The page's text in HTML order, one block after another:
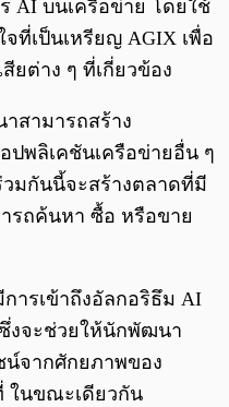
AI บนเครือข่าย โดยใช้
จที่เป็นเหรียญ AGIX เพื่อ
ยต่าง ๆ ที่เกี่ยวข้อง
สามารถสร้าง
พลิเคชันเครือข่ายอื่น ๆ
มกันนี้จะสร้างตลาดที่มี
รถค้นหา ซื้อ หรือขาย
การเข้าถึงอัลกอริธึม AI
งจะช่วยให้นักพัฒนา
น์จากศักยภาพของ
ในขณะเดียวกัน